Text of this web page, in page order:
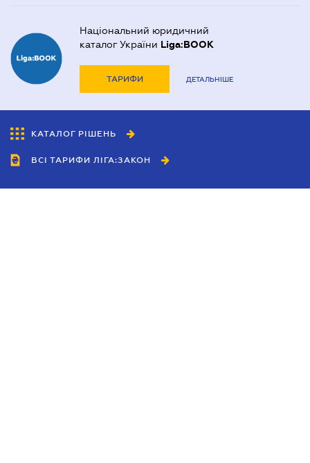
Національний юридичний
каталог України Liga:BOOK
ТАРИФИ ДЕТАЛЬНІШЕ
КАТАЛОГ РІШЕНЬ
ВСІ ТАРИФИ ЛІГА:ЗАКОН